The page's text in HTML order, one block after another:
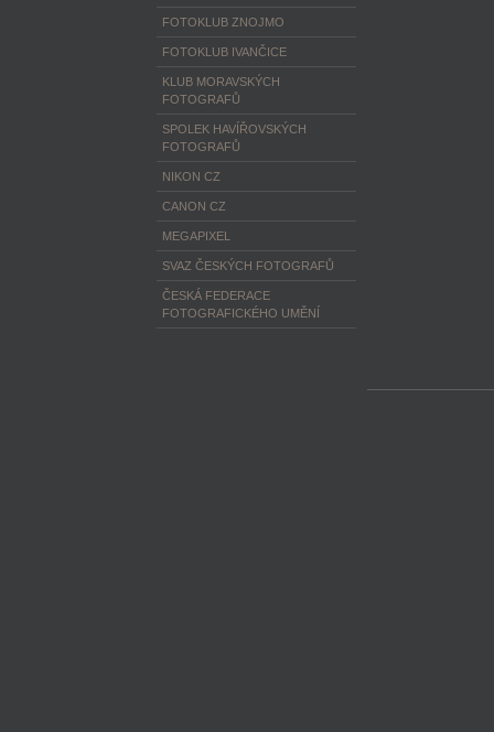
FOTOKLUB ZNOJMO
FOTOKLUB IVANČICE
KLUB MORAVSKÝCH
FOTOGRAFŮ
SPOLEK HAVÍŘOVSKÝCH
FOTOGRAFŮ
NIKON CZ
CANON CZ
MEGAPIXEL
SVAZ ČESKÝCH FOTOGRAFŮ
ČESKÁ FEDERACE
FOTOGRAFICKÉHO UMĚNÍ